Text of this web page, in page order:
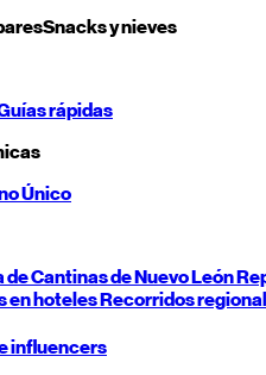
Snacks y nieves
rápidas
Único
de Cantinas deNuevo León
en hotelesRecorridos
influencers